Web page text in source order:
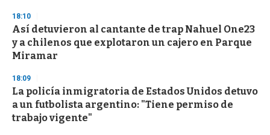
18:10
Así detuvieron al cantante de trap Nahuel One23
y a chilenos que explotaron un cajero en Parque
Miramar
18:09
La policía inmigratoria de Estados Unidos detuvo
a un futbolista argentino: "Tiene permiso de
trabajo vigente"